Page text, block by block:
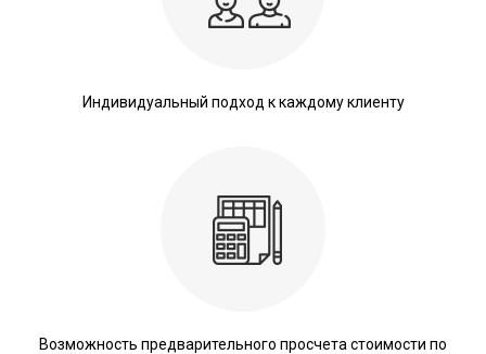
Индивидуальный подход к каждому клиенту
Возможность предварительного просчета стоимости по